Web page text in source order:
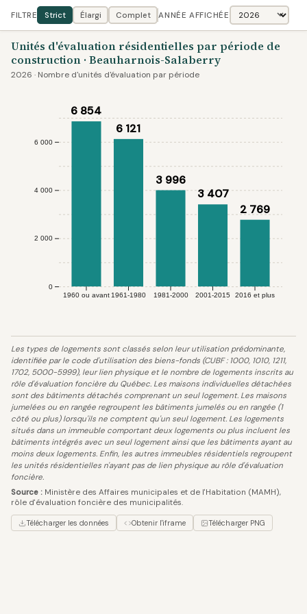
FILTRE Strict Élargi Complet ANNÉE AFFICHÉE
Unités d'évaluation résidentielles par période de
construction · Beauharnois-Salaberry
2026 · Nombre d'unités d'évaluation par période
0
2 000
4 000
6 000
1960 ou avant 1961-1980 1981-2000 2001-2015 2016 et plus
6 854
6 121
3 996
3 407
2 769
Les types de logements sont classés selon leur utilisation prédominante,
identifiée par le code d'utilisation des biens-fonds (CUBF : 1000, 1010, 1211,
1702, 5000-5999), leur lien physique et le nombre de logements inscrits au
rôle d'évaluation foncière du Québec. Les maisons individuelles détachées
sont des bâtiments détachés comprenant un seul logement. Les maisons
jumelées ou en rangée regroupent les bâtiments jumelés ou en rangée (1
côté ou plus) lorsqu'ils ne comptent qu'un seul logement. Les logements
situés dans un immeuble comportant deux logements ou plus incluent les
bâtiments intégrés avec un seul logement ainsi que les bâtiments ayant au
moins deux logements. Enfin, les autres immeubles résidentiels regroupent
les unités résidentielles n'ayant pas de lien physique au rôle d'évaluation
foncière.
Source : Ministère des Affaires municipales et de l'Habitation (MAMH),
rôle d'évaluation foncière des municipalités.
Télécharger les données Obtenir l'iframe Télécharger PNG